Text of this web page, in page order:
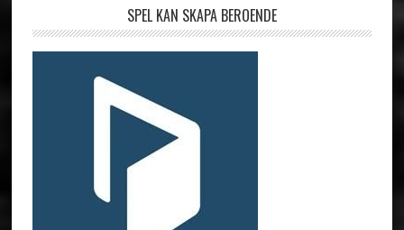
SPEL KAN SKAPA BEROENDE